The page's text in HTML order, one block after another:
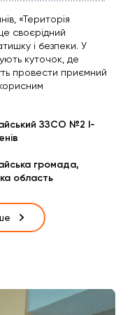
«Територія
своєрідний
і безпеки. У
куточок, де
провести приємний
ЗЗСО №2 І-
громада,
область